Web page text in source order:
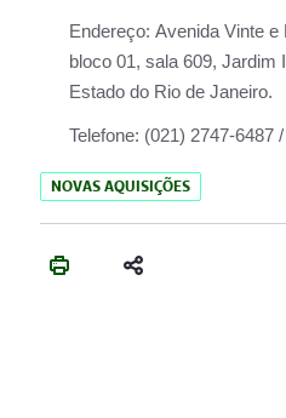
Endereço: Avenida Vinte e
bloco 01, sala 609, Jardim
Estado do Rio de Janeiro.
Telefone: (021) 2747-6487
NOVAS AQUISIÇÕES